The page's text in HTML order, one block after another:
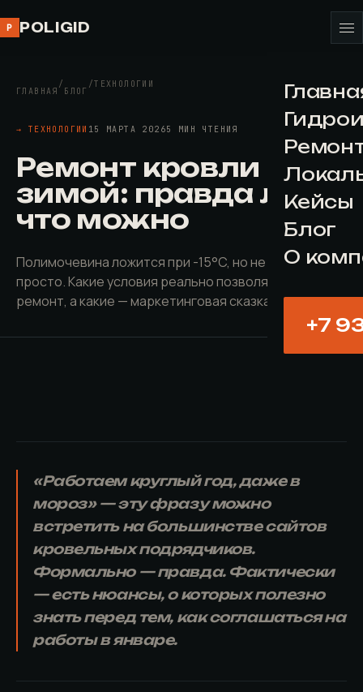
P POLIGID
Кейсы
Блог
О
+7
ГЛАВНАЯ
/
БЛОГ
/ТЕХНОЛОГИИ
→ ТЕХНОЛОГИИ 15 МАРТА 20265 МИН ЧТЕНИЯ
Ремонт кровли
зимой: правда ли,
что можно
Полимочевина ложится при -15°C, но не всё так
просто. Какие условия реально позволяют зимний
ремонт, а какие — маркетинговая сказка.
«Работаем круглый год, даже в
мороз» — эту фразу можно
встретить на большинстве сайтов
кровельных подрядчиков.
Формально — правда. Фактически
— есть нюансы, о которых полезно
знать перед тем, как соглашаться на
работы в январе.